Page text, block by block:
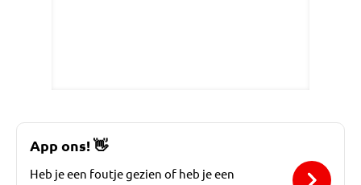
App ons!👋
Heb je een foutje gezien of heb je een